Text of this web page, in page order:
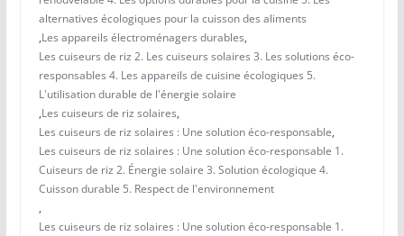
alternatives écologiques pour la cuisson des aliments
,Les appareils électroménagers durables,
Les cuiseurs de riz 2. Les cuiseurs solaires 3. Les solutions éco-
responsables 4. Les appareils de cuisine écologiques 5.
L'utilisation durable de l'énergie solaire
,Les cuiseurs de riz solaires,
Les cuiseurs de riz solaires : Une solution éco-responsable,
Les cuiseurs de riz solaires : Une solution éco-responsable 1.
Cuiseurs de riz 2. Énergie solaire 3. Solution écologique 4.
Cuisson durable 5. Respect de l'environnement
,
Les cuiseurs de riz solaires : Une solution éco-responsable 1.